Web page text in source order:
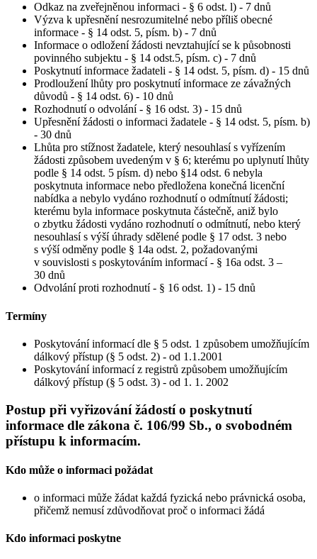
Odkaz na zveřejněnou informaci - § 6 odst. l) - 7 dnů
Výzva k upřesnění nesrozumitelné nebo příliš obecné
informace - § 14 odst. 5, písm. b) - 7 dnů
Informace o odložení žádosti nevztahující se k působnosti
povinného subjektu - § 14 odst.5, písm. c) - 7 dnů
Poskytnutí informace žadateli - § 14 odst. 5, písm. d) - 15 dnů
Prodloužení lhůty pro poskytnutí informace ze závažných
důvodů - § 14 odst. 6) - 10 dnů
Rozhodnutí o odvolání - § 16 odst. 3) - 15 dnů
Upřesnění žádosti o informaci žadatele - § 14 odst. 5, písm. b)
- 30 dnů
Lhůta pro stížnost žadatele, který nesouhlasí s vyřízením
žádosti způsobem uvedeným v § 6; kterému po uplynutí lhůty
podle § 14 odst. 5 písm. d) nebo §14 odst. 6 nebyla
poskytnuta informace nebo předložena konečná licenční
nabídka a nebylo vydáno rozhodnutí o odmítnutí žádosti;
kterému byla informace poskytnuta částečně, aniž bylo
o zbytku žádosti vydáno rozhodnutí o odmítnutí, nebo který
nesouhlasí s výší úhrady sdělené podle § 17 odst. 3 nebo
s výší odměny podle § 14a odst. 2, požadovanými
v souvislosti s poskytováním informací - § 16a odst. 3 –
30 dnů
Odvolání proti rozhodnutí - § 16 odst. 1) - 15 dnů
Termíny
Poskytování informací dle § 5 odst. 1 způsobem umožňujícím
dálkový přístup (§ 5 odst. 2) - od 1.1.2001
Poskytování informací z registrů způsobem umožňujícím
dálkový přístup (§ 5 odst. 3) - od 1. 1. 2002
Postup při vyřizování žádostí o poskytnutí
informace dle zákona č. 106/99 Sb., o svobodném
přístupu k informacím.
Kdo může o informaci požádat
o informaci může žádat každá fyzická nebo právnická osoba,
přičemž nemusí zdůvodňovat proč o informaci žádá
Kdo informaci poskytne